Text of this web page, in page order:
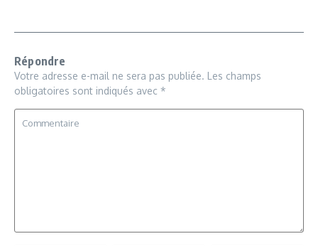
Répondre
Votre adresse e-mail ne sera pas publiée. Les champs
obligatoires sont indiqués avec *